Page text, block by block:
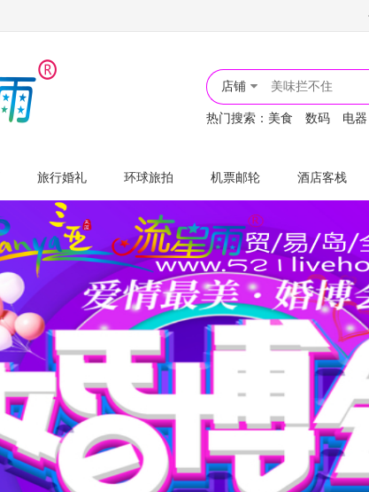
店铺
热门搜索： 美食 数码 电器
旅行婚礼 环球旅拍 机票邮轮 酒店客栈